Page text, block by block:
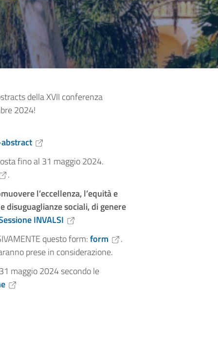
della XVII conferenza
2024!
fino al 31 maggio 2024.
.
l’eccellenza, l’equità e
disuguaglianze sociali, di genere
INVALSI
questo form:form
.
prese in considerazione.
maggio 2024 secondo le